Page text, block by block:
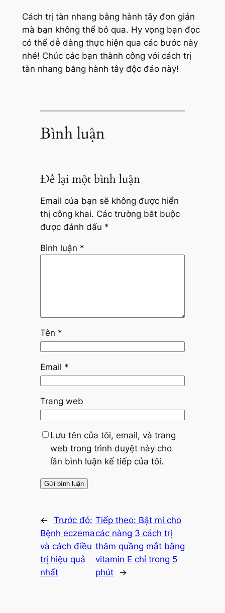
Cách trị tàn nhang bằng hành tây đơn giản
mà bạn không thể bỏ qua. Hy vọng bạn đọc
có thể dễ dàng thực hiện qua các bước này
nhé! Chúc các bạn thành công với cách trị
tàn nhang bằng hành tây độc đáo này!
Bình luận
Để lại một bình luận
Email của bạn sẽ không được hiển
thị công khai. Các trường bắt buộc
được đánh dấu *
Bình luận *
Tên *
Email *
Trang web
Lưu tên của tôi, email, và trang
web trong trình duyệt này cho
lần bình luận kế tiếp của tôi.
← Trước đó:
Bệnh eczema
và cách điều
trị hiệu quả
nhất
Tiếp theo: Bật mí cho
các nàng 3 cách trị
thâm quầng mắt bằng
vitamin E chỉ trong 5
phút
→